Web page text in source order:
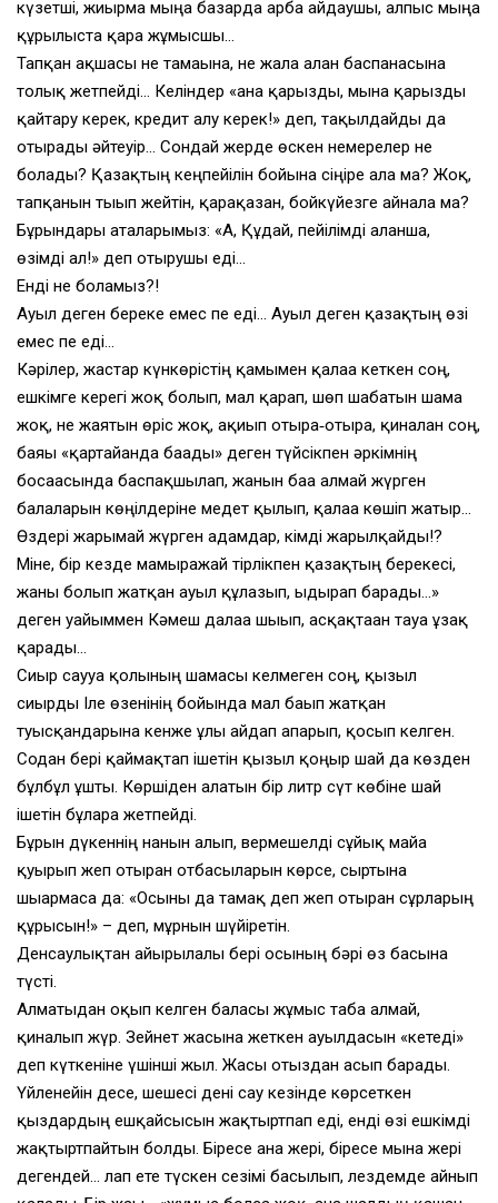
күзетші, жиырма мыңға базарда арба айдаушы, алпыс мыңға
құрылыста қара жұмысшы…
Тапқан ақшасы не тамағына, не жалға алған баспанасына
толық жетпейді… Келіндер «ана қарызды, мына қарызды
қайтару керек, кредит алу керек!» деп, тақылдайды да
отырады әйтеуір… Сондай жерде өскен немерелер не
болады? Қазақтың кеңпейілін бойына сіңіре ала ма? Жоқ,
тапқанын тығып жейтін, қарақазан, бойкүйезге айнала ма?
Бұрындары аталарымыз: «А, Құдай, пейілімді алғанша,
өзімді ал!» деп отырушы еді…
Енді не боламыз?!
Ауыл деген береке емес пе еді… Ауыл деген қазақтың өзі
емес пе еді…
Кәрілер, жастар күнкөрістің қамымен қалаға кеткен соң,
ешкімге керегі жоқ болып, мал қарап, шөп шабатын шама
жоқ, не жаятын өріс жоқ, ақиып отыра‑отыра, қиналған соң,
баяғы «қартайғанда бағады» деген түйсікпен әркімнің
босағасында баспақшылап, жанын баға алмай жүрген
балаларын көңілдеріне медет қылып, қалаға көшіп жатыр…
Өздері жарымай жүрген адамдар, кімді жарылқайды!?
Міне, бір кезде мамыражай тірлікпен қазақтың берекесі,
жаны болып жатқан ауыл құлазып, ыдырап барады…»
деген уайыммен Кәмеш далаға шығып, асқақтаған тауға ұзақ
қарады…
Сиыр саууға қолының шамасы келмеген соң, қызыл
сиырды Іле өзенінің бойында мал бағып жатқан
туысқандарына кенже ұлы айдап апарып, қосып келген.
Содан бері қаймақтап ішетін қызыл қоңыр шай да көзден
бұлбұл ұшты. Көршіден алатын бір литр сүт көбіне шай
ішетін бұларға жетпейді.
Бұрын дүкеннің нанын алып, вермешелді сұйық майға
қуырып жеп отырған отбасыларын көрсе, сыртына
шығармаса да: «Осыны да тамақ деп жеп отырған сұрларың
құрысын!» – деп, мұрнын шүйіретін.
Денсаулықтан айырылғалы бері осының бәрі өз басына
түсті.
Алматыдан оқып келген баласы жұмыс таба алмай,
қиналып жүр. Зейнет жасына жеткен ауылдасын «кетеді»
деп күткеніне үшінші жыл. Жасы отыздан асып барады.
Үйленейін десе, шешесі дені сау кезінде көрсеткен
қыздардың ешқайсысын жақтыртпап еді, енді өзі ешкімді
жақтыртпайтын болды. Біресе ана жері, біресе мына жері
дегендей… лап ете түскен сезімі басылып, лездемде айнып